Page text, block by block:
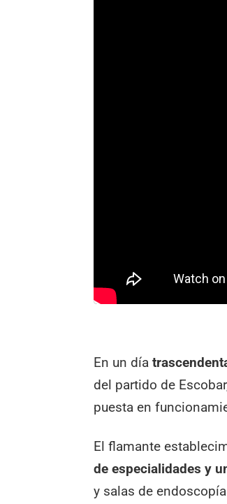
En un día
del partido de
puesta en
El flamante
de especialidades y
y salas de